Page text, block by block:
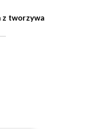
z tworzywa